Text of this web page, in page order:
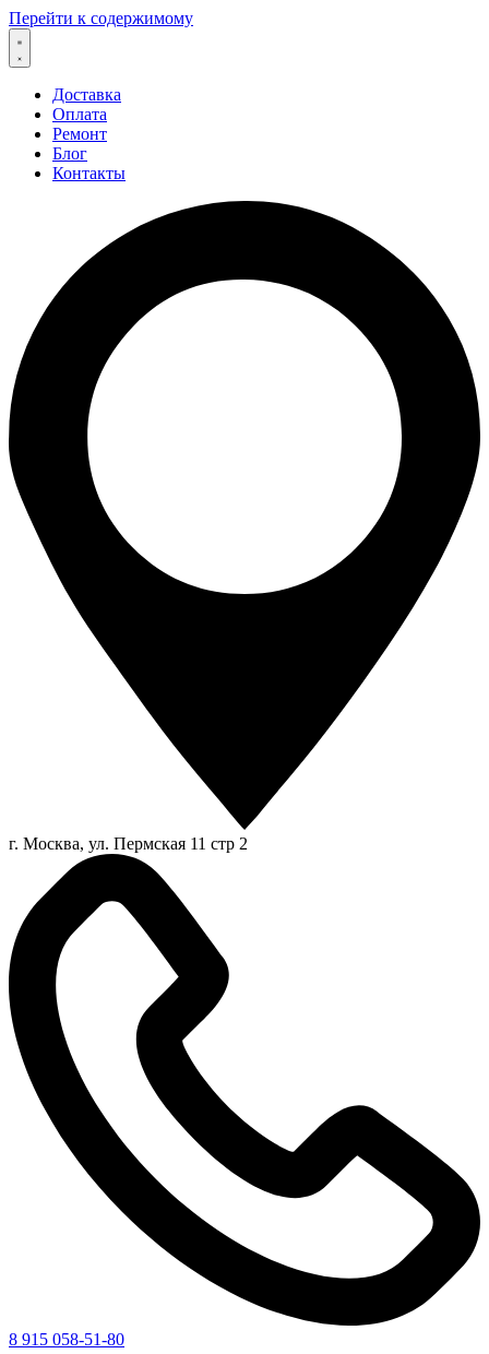
Перейти к содержимому
Доставка
Оплата
Ремонт
Блог
Контакты
г. Москва, ул. Пермская 11 стр 2
8 915 058-51-80